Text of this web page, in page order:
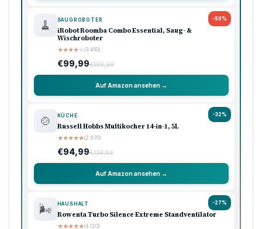
-50%
🧹 SAUGROBOTER
iRobot Roomba Combo Essential, Saug- &
Wischroboter
★★★★★(3.450)
€99,99€199,99
Auf Amazon ansehen →
-32%
🍲 KÜCHE
Russell Hobbs Multikocher 14-in-1, 5L
★★★★★(2.870)
€94,99€139,99
Auf Amazon ansehen →
-27%
🌬️ HAUSHALT
Rowenta Turbo Silence Extreme Standventilator
★★★★★(4.120)